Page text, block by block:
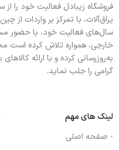
یراق‌آلات، با تمرکز بر واردات
سال‌های فعالیت خود، با حضور
خارجی، همواره تلاش کرده است
به‌روزرسانی کرده و با ارائه
گرامی را جلب نماید.
لینک های مهم
- صفحه اصلی